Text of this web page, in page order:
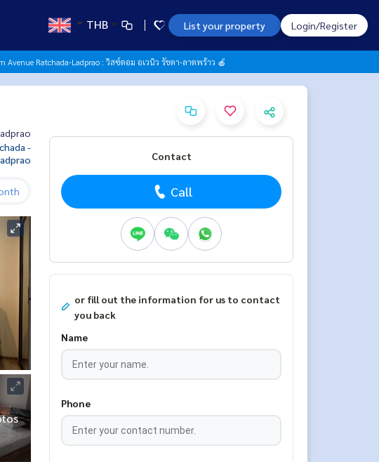
THB List your property Login/Register
Avenue Ratchada-Ladprao : วิสซ์ดอม อเวนิว รัชดา-ลาดพร้าว 🍎
-
Contact
Call
or fill out the information for us to contact
you back
Name
Phone